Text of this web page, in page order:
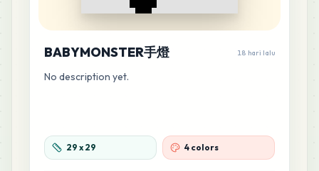
BABYMONSTER手燈 18 hari lalu
No description yet.
29 x 29 4 colors